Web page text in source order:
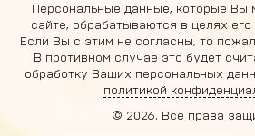
Персональные данные, которые Вы
сайте, обрабатываются в целях
Если Вы с этим не согласны, то
В противном случае это будет
обработку Ваших персональных
политикой
© 2026. Все права